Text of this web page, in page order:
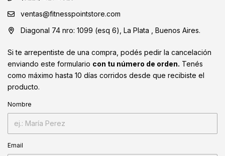
ventas@fitnesspointstore.com
Diagonal 74 nro: 1099 (esq 6), La Plata , Buenos Aires.
Si te arrepentiste de una compra, podés pedir la cancelación
enviando este formulario con tu número de orden. Tenés
como máximo hasta 10 días corridos desde que recibiste el
producto.
Nombre
Email